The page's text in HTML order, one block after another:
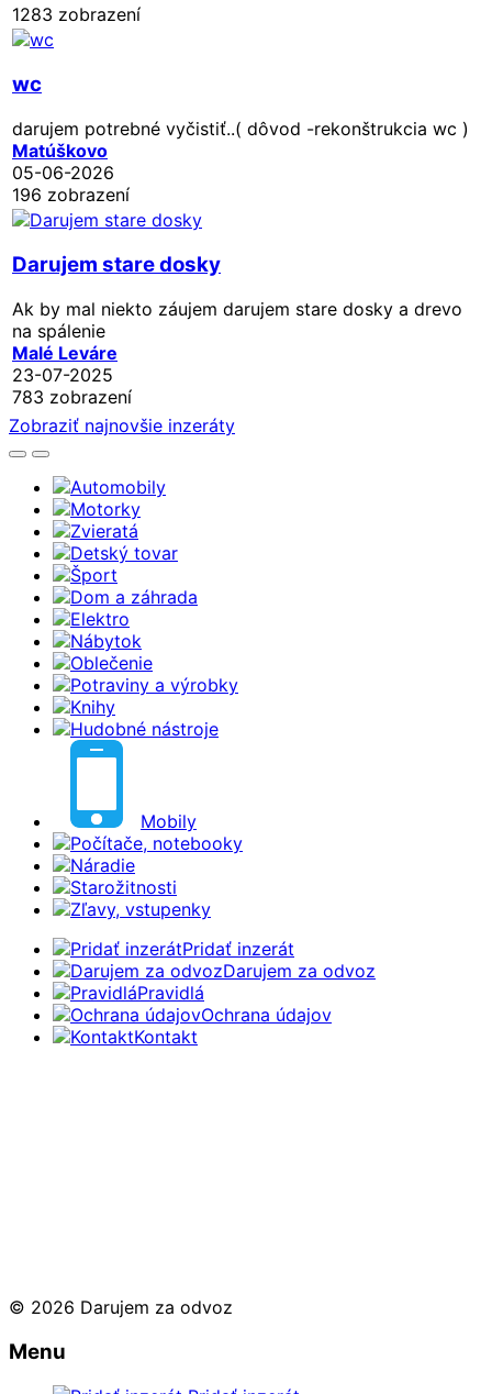
1283 zobrazení
wc
darujem potrebné vyčistiť..( dôvod -rekonštrukcia wc )
Matúškovo
05-06-2026
196 zobrazení
Darujem stare dosky
Ak by mal niekto záujem darujem stare dosky a drevo
na spálenie
Malé Leváre
23-07-2025
783 zobrazení
Zobraziť najnovšie inzeráty
Automobily
Motorky
Zvieratá
Detský tovar
Šport
Dom a záhrada
Elektro
Nábytok
Oblečenie
Potraviny a výrobky
Knihy
Hudobné nástroje
Mobily
Počítače, notebooky
Náradie
Starožitnosti
Zľavy, vstupenky
Pridať inzerát
Darujem za odvoz
Pravidlá
Ochrana údajov
Kontakt
© 2026 Darujem za odvoz
Menu